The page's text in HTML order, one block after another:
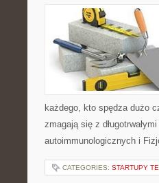
każdego, kto spędza dużo
zmagają się z
autoimmunologicznych i
CATEGORIES: STARTUPY